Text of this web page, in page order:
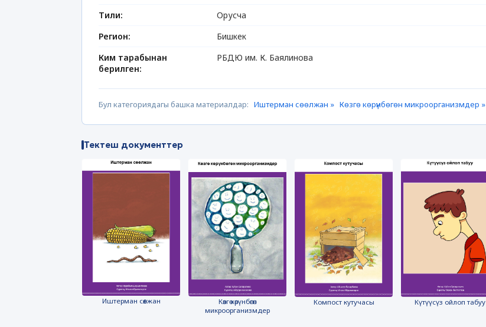
Тили:
Орусча
Регион:
Бишкек
Ким тарабынан
берилген:
РБДЮ им. К. Баялинова
Бул категориядагы башка материалдар: Иштерман сөөлжан » Көзгө көрүнбөгөн микроорганизмдер »
Тектеш документтер
Иштерман сөөлжан
Көзгө көрүнбөгөн
микроорганизмдер
Компост кутучасы Күтүүсүз ойлоп табуу